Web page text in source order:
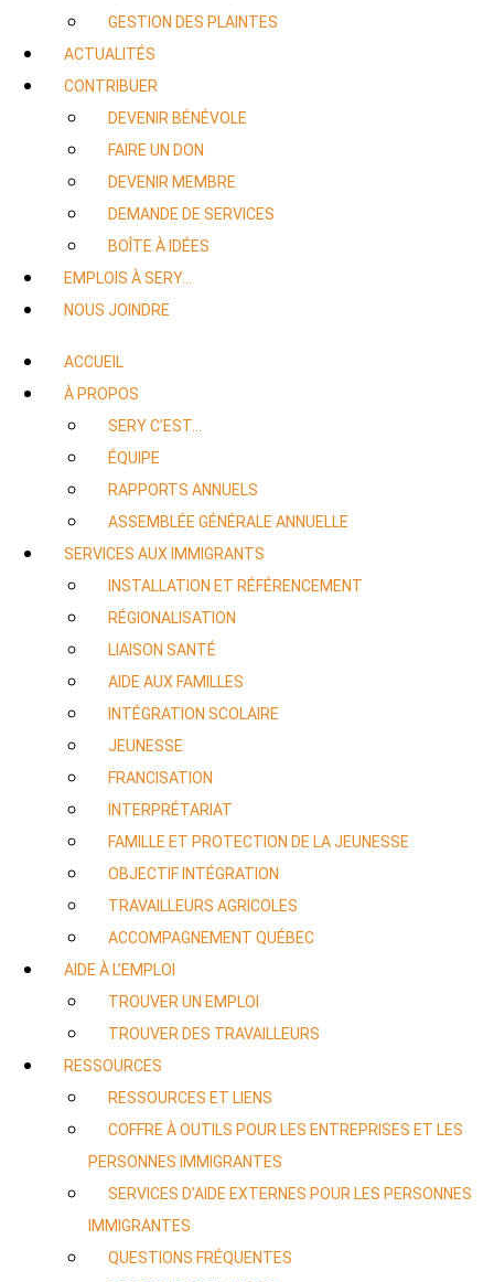
GESTION DES PLAINTES
ACTUALITÉS
CONTRIBUER
DEVENIR BÉNÉVOLE
FAIRE UN DON
DEVENIR MEMBRE
DEMANDE DE SERVICES
BOÎTE À IDÉES
EMPLOIS À SERY…
NOUS JOINDRE
ACCUEIL
À PROPOS
SERY C’EST…
ÉQUIPE
RAPPORTS ANNUELS
ASSEMBLÉE GÉNÉRALE ANNUELLE
SERVICES AUX IMMIGRANTS
INSTALLATION ET RÉFÉRENCEMENT
RÉGIONALISATION
LIAISON SANTÉ
AIDE AUX FAMILLES
INTÉGRATION SCOLAIRE
JEUNESSE
FRANCISATION
INTERPRÉTARIAT
FAMILLE ET PROTECTION DE LA JEUNESSE
OBJECTIF INTÉGRATION
TRAVAILLEURS AGRICOLES
ACCOMPAGNEMENT QUÉBEC
AIDE À L’EMPLOI
TROUVER UN EMPLOI
TROUVER DES TRAVAILLEURS
RESSOURCES
RESSOURCES ET LIENS
COFFRE À OUTILS POUR LES ENTREPRISES ET LES
PERSONNES IMMIGRANTES
SERVICES D’AIDE EXTERNES POUR LES PERSONNES
IMMIGRANTES
QUESTIONS FRÉQUENTES